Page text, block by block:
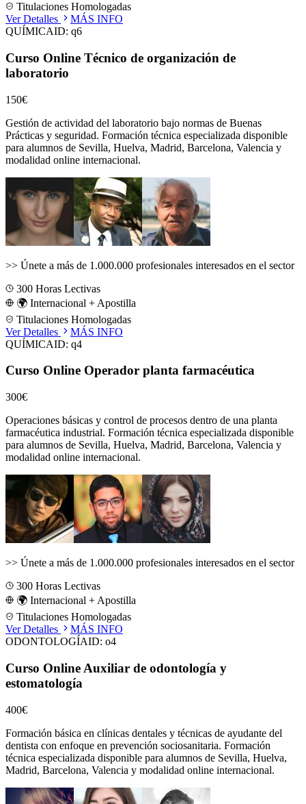
Titulaciones Homologadas
Ver Detalles
MÁS INFO
QUÍMICAID: q6
Curso Online Técnico de organización de
laboratorio
150€
Gestión de actividad del laboratorio bajo normas de Buenas
Prácticas y seguridad. Formación técnica especializada disponible
para alumnos de Sevilla, Huelva, Madrid, Barcelona, Valencia y
modalidad online internacional.
>> Únete a más de 1.000.000 profesionales interesados en el sector
300 Horas Lectivas
🌍 Internacional + Apostilla
Titulaciones Homologadas
Ver Detalles
MÁS INFO
QUÍMICAID: q4
Curso Online Operador planta farmacéutica
300€
Operaciones básicas y control de procesos dentro de una planta
farmacéutica industrial. Formación técnica especializada disponible
para alumnos de Sevilla, Huelva, Madrid, Barcelona, Valencia y
modalidad online internacional.
>> Únete a más de 1.000.000 profesionales interesados en el sector
300 Horas Lectivas
🌍 Internacional + Apostilla
Titulaciones Homologadas
Ver Detalles
MÁS INFO
ODONTOLOGÍAID: o4
Curso Online Auxiliar de odontología y
estomatología
400€
Formación básica en clínicas dentales y técnicas de ayudante del
dentista con enfoque en prevención sociosanitaria. Formación
técnica especializada disponible para alumnos de Sevilla, Huelva,
Madrid, Barcelona, Valencia y modalidad online internacional.